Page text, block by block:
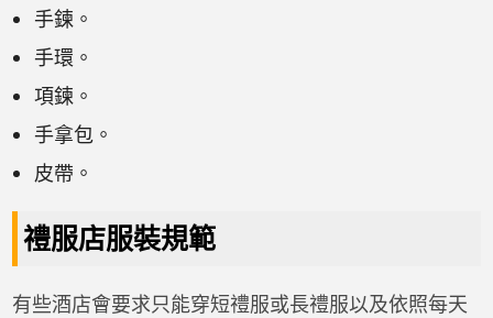
手鍊。
手環。
項鍊。
手拿包。
皮帶。
禮服店服裝規範
有些酒店會要求只能穿短禮服或長禮服以及依照每天